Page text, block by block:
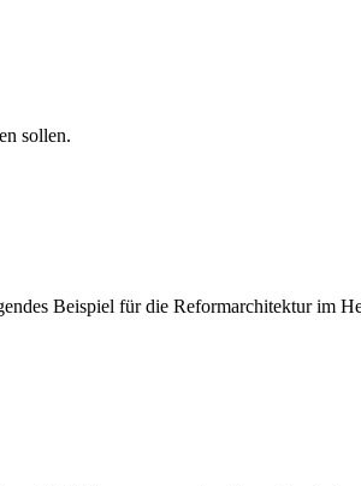
sollen.
Beispiel für die Reformarchitektur im